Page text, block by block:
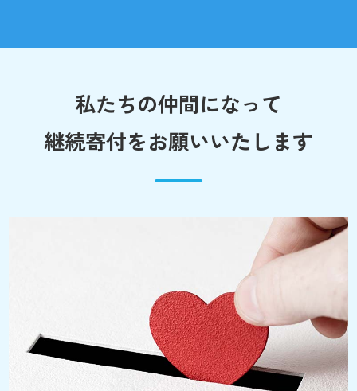
私たちの仲間になって
継続寄付をお願いいたします